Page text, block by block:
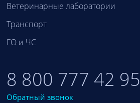
Ветеринарные лаборатории
Транспорт
ГО и ЧС
8 800 777 42 95
Обратный звонок